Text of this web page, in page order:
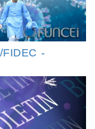
FIDEC -